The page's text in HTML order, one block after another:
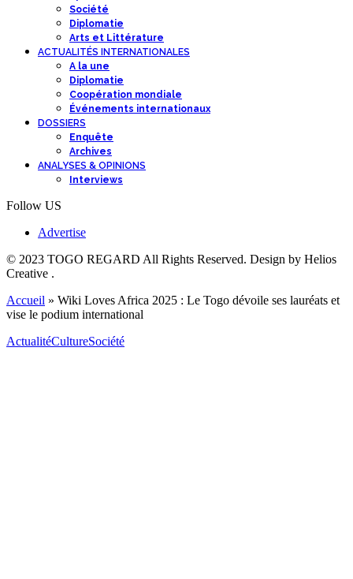
Société
Diplomatie
Arts et Littérature
ACTUALITÉS INTERNATIONALES
A la une
Diplomatie
Coopération mondiale
Événements internationaux
DOSSIERS
Enquête
Archives
ANALYSES & OPINIONS
Interviews
Follow US
Advertise
© 2023 TOGO REGARD All Rights Reserved. Design by Helios
Creative .
Accueil » Wiki Loves Africa 2025 : Le Togo dévoile ses lauréats et
vise le podium international
ActualitéCultureSociété